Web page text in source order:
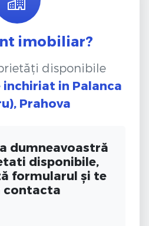
imobiliar?
disponibile
inchiriat in Palanca
Prahova
dumneavoastră
disponibile,
formularul și te
contacta